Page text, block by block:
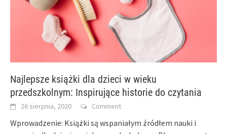
Najlepsze książki dla dzieci w wieku
przedszkolnym: Inspirujące historie do czytania
26 sierpnia, 2020 Comment
Wprowadzenie: Książki są wspaniałym źródłem nauki i